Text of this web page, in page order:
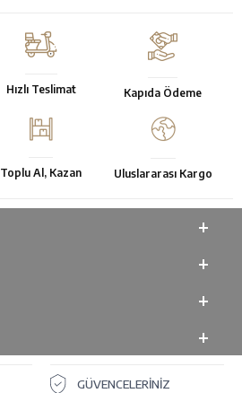
Hızlı Teslimat Kapıda Ödeme
Toplu Al, Kazan Uluslararası Kargo
GÜVENCELERİNİZ